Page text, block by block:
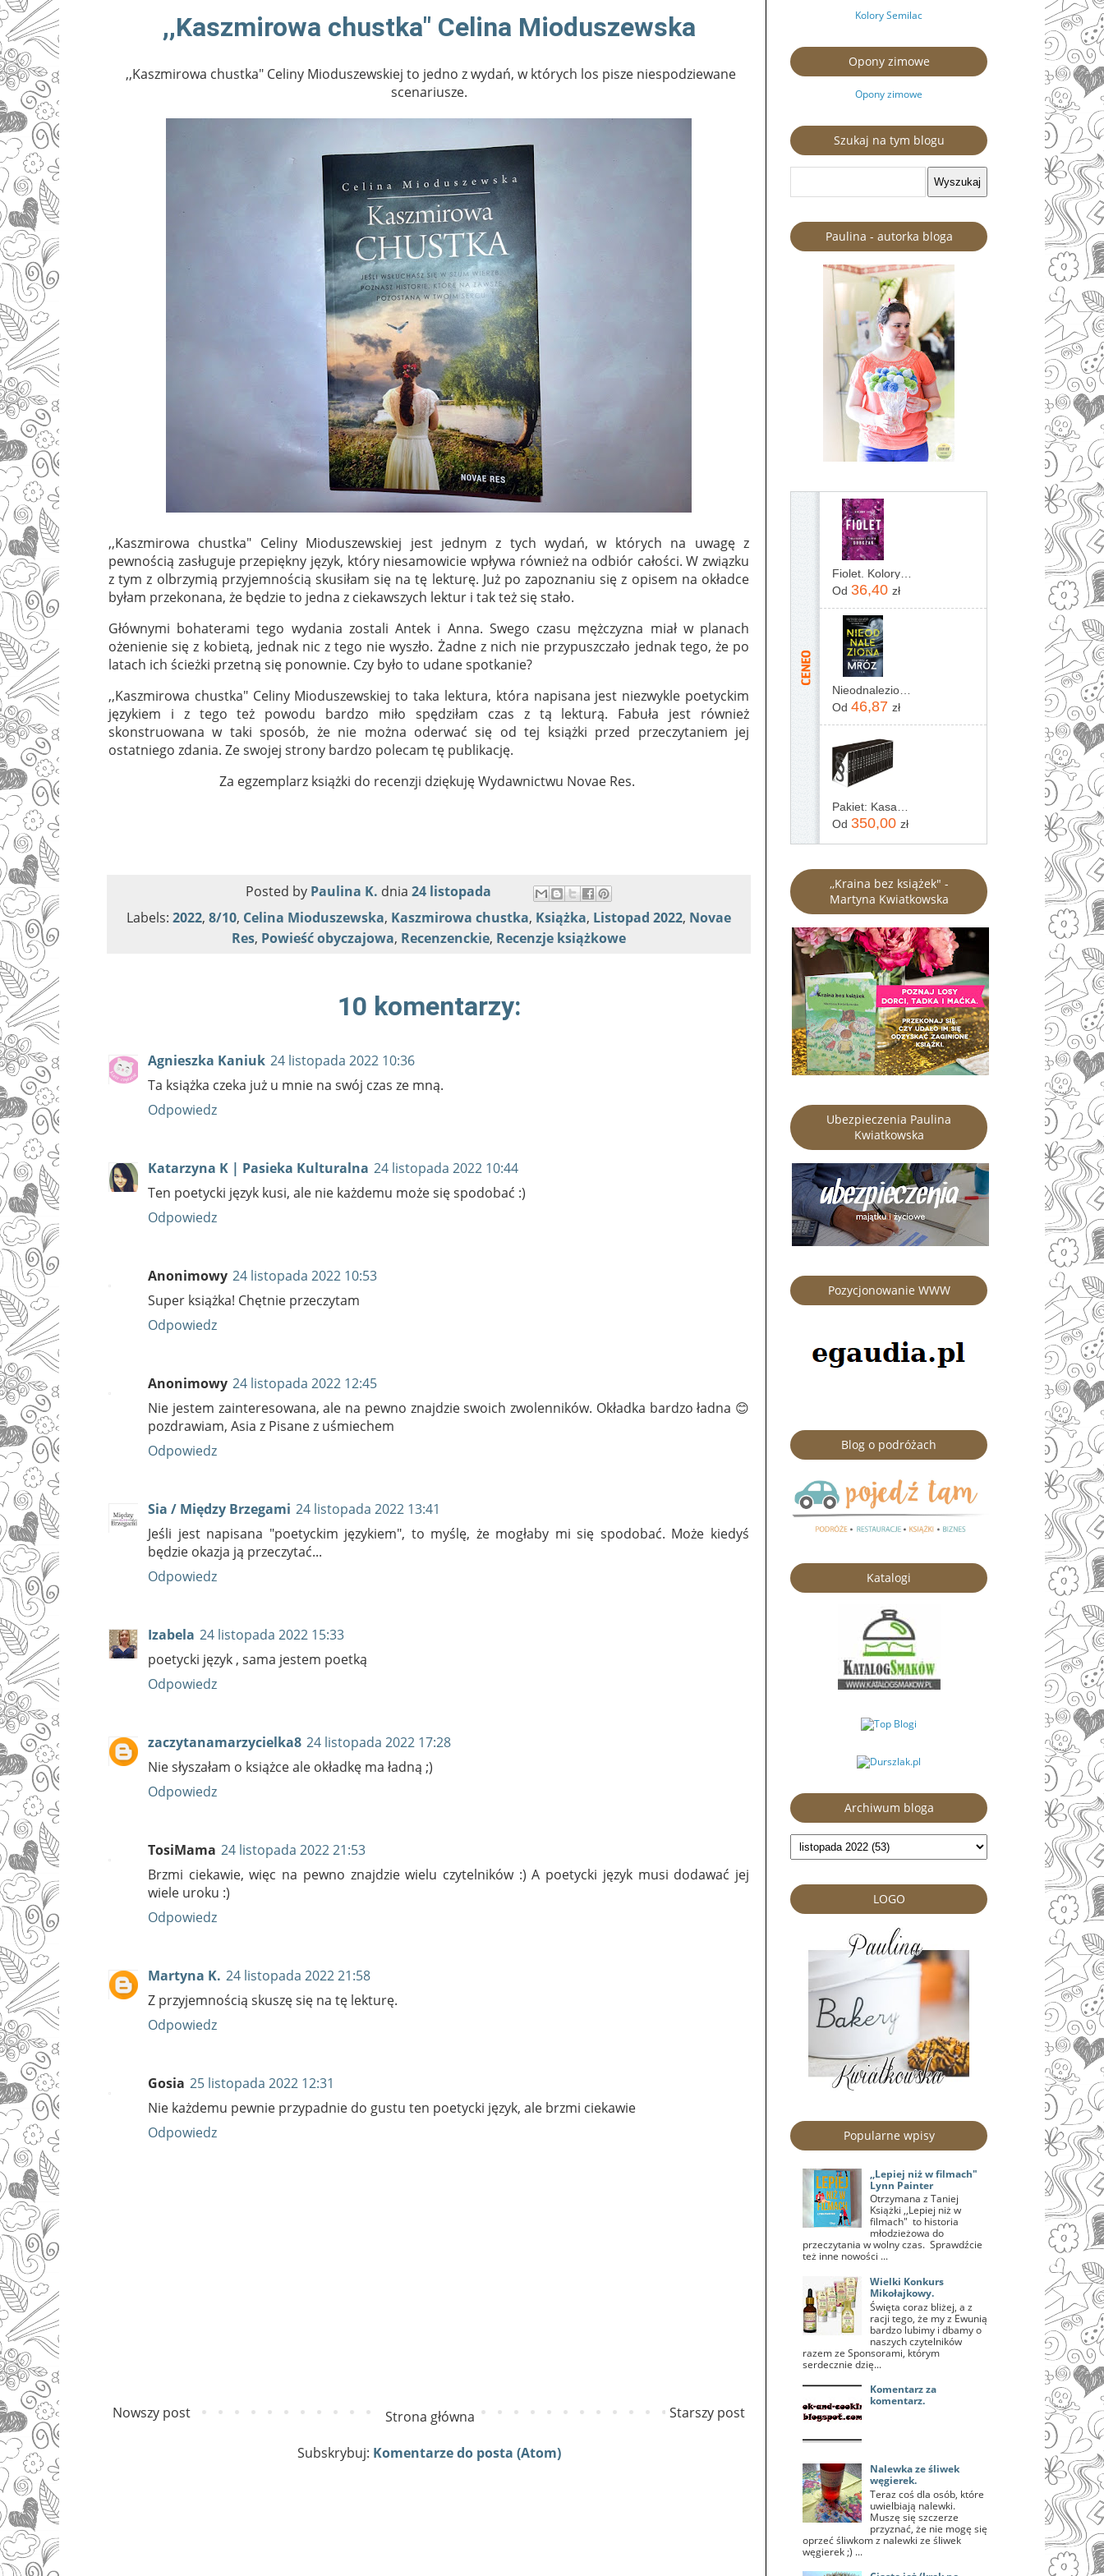
,,Kaszmirowa chustka" Celina Mioduszewska
,,Kaszmirowa chustka" Celiny Mioduszewskiej to jedno z wydań, w których los pisze niespodziewane
scenariusze.
,,Kaszmirowa chustka" Celiny Mioduszewskiej jest jednym z tych wydań, w których na uwagę z
pewnością zasługuje przepiękny język, który niesamowicie wpływa również na odbiór całości. W związku
z tym z olbrzymią przyjemnością skusiłam się na tę lekturę. Już po zapoznaniu się z opisem na okładce
byłam przekonana, że będzie to jedna z ciekawszych lektur i tak też się stało.
Głównymi bohaterami tego wydania zostali Antek i Anna. Swego czasu mężczyzna miał w planach
ożenienie się z kobietą, jednak nic z tego nie wyszło. Żadne z nich nie przypuszczało jednak tego, że po
latach ich ścieżki przetną się ponownie. Czy było to udane spotkanie?
,,Kaszmirowa chustka" Celiny Mioduszewskiej to taka lektura, która napisana jest niezwykle poetyckim
językiem i z tego też powodu bardzo miło spędziłam czas z tą lekturą. Fabuła jest również
skonstruowana w taki sposób, że nie można oderwać się od tej książki przed przeczytaniem jej
ostatniego zdania. Ze swojej strony bardzo polecam tę publikację.
Za egzemplarz książki do recenzji dziękuję Wydawnictwu Novae Res.
Posted by Paulina K. dnia 24 listopada
Labels: 2022, 8/10, Celina Mioduszewska, Kaszmirowa chustka, Książka, Listopad 2022, Novae
Res, Powieść obyczajowa, Recenzenckie, Recenzje książkowe
10 komentarzy:
Agnieszka Kaniuk 24 listopada 2022 10:36
Ta książka czeka już u mnie na swój czas ze mną.
Odpowiedz
Katarzyna K | Pasieka Kulturalna 24 listopada 2022 10:44
Ten poetycki język kusi, ale nie każdemu może się spodobać :)
Odpowiedz
Anonimowy 24 listopada 2022 10:53
Super książka! Chętnie przeczytam
Odpowiedz
Anonimowy 24 listopada 2022 12:45
Nie jestem zainteresowana, ale na pewno znajdzie swoich zwolenników. Okładka bardzo ładna 😊
pozdrawiam, Asia z Pisane z uśmiechem
Odpowiedz
Sia / Między Brzegami 24 listopada 2022 13:41
Jeśli jest napisana "poetyckim językiem", to myślę, że mogłaby mi się spodobać. Może kiedyś
będzie okazja ją przeczytać...
Odpowiedz
Izabela 24 listopada 2022 15:33
poetycki język , sama jestem poetką
Odpowiedz
zaczytanamarzycielka8 24 listopada 2022 17:28
Nie słyszałam o książce ale okładkę ma ładną ;)
Odpowiedz
TosiMama 24 listopada 2022 21:53
Brzmi ciekawie, więc na pewno znajdzie wielu czytelników :) A poetycki język musi dodawać jej
wiele uroku :)
Odpowiedz
Martyna K. 24 listopada 2022 21:58
Z przyjemnością skuszę się na tę lekturę.
Odpowiedz
Gosia 25 listopada 2022 12:31
Nie każdemu pewnie przypadnie do gustu ten poetycki język, ale brzmi ciekawie
Odpowiedz
Nowszy post Starszy post
Strona główna
Subskrybuj: Komentarze do posta (Atom)
Kolory Semilac
Opony zimowe
Opony zimowe
Szukaj na tym blogu
Paulina - autorka bloga
Od 36,40 zł
Od 46,87 zł
Od 350,00 zł
,,Kraina bez książek" -
Martyna Kwiatkowska
Ubezpieczenia Paulina
Kwiatkowska
Pozycjonowanie WWW
Blog o podróżach
Katalogi
Archiwum bloga
LOGO
Popularne wpisy
,,Lepiej niż w filmach"
Lynn Painter
Otrzymana z Taniej
Książki ,,Lepiej niż w
filmach" to historia
młodzieżowa do
przeczytania w wolny czas. Sprawdźcie
też inne nowości ...
Wielki Konkurs
Mikołajkowy.
Święta coraz bliżej, a z
racji tego, że my z Ewunią
bardzo lubimy i dbamy o
naszych czytelników
razem ze Sponsorami, którym
serdecznie dzię...
Komentarz za
komentarz.
Nalewka ze śliwek
węgierek.
Teraz coś dla osób, które
uwielbiają nalewki.
Muszę się szczerze
przyznać, że nie mogę się
oprzeć śliwkom z nalewki ze śliwek
węgierek ;) ...